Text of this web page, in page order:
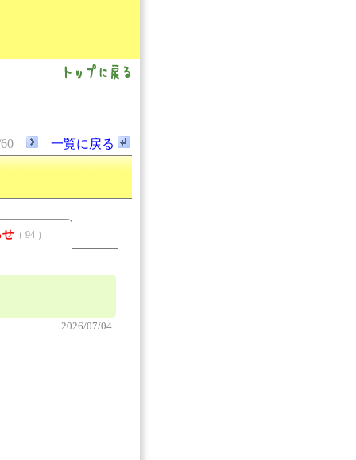
一覧に戻る
せ （ 94 ）
2026/07/04